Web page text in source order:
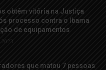
obtêm vitória na Justiça
processo contra o Ibama
de equipamentos
que matou 7 pessoas